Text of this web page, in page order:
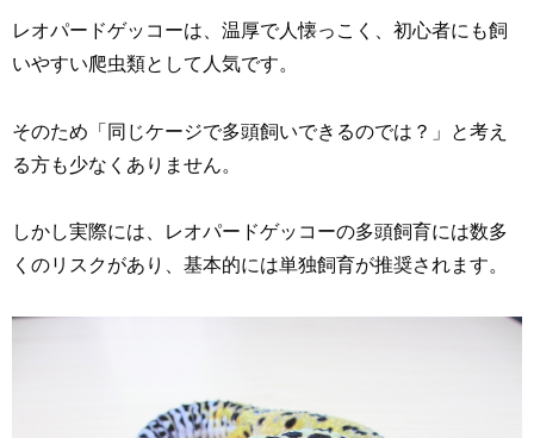
レオパードゲッコーは、温厚で人懐っこく、初心者にも飼
いやすい爬虫類として人気です。
そのため「同じケージで多頭飼いできるのでは？」と考え
る方も少なくありません。
しかし実際には、レオパードゲッコーの多頭飼育には数多
くのリスクがあり、基本的には単独飼育が推奨されます。